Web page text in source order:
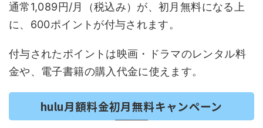
通常1,089円/月（税込み）が、初月無料になる上
に、600ポイントが付与されます。
付与されたポイントは映画・ドラマのレンタル料
金や、電子書籍の購入代金に使えます。
hulu月額料金初月無料キャンペーン